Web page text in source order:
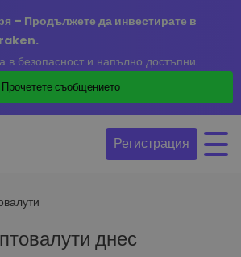
– Продължете да инвестирате в
в безопасност и напълно достъпни.
Прочетете съобщението
Регистрация
днес